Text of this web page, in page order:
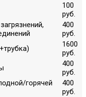
100
руб.
400
руб.
1600
руб.
400
руб.
горячей
400
руб.